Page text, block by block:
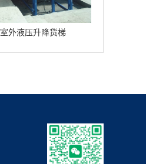
室外液压升降货梯